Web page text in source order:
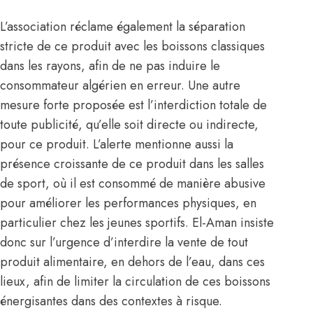
L’association réclame également la séparation
stricte de ce produit avec les boissons classiques
dans les rayons, afin de ne pas induire le
consommateur algérien en erreur. Une autre
mesure forte proposée est l’interdiction totale de
toute publicité, qu’elle soit directe ou indirecte,
pour ce produit. L’alerte mentionne aussi la
présence croissante de ce produit dans les salles
de sport, où il est consommé de manière abusive
pour améliorer les performances physiques, en
particulier chez les jeunes sportifs. El-Aman insiste
donc sur l’urgence d’interdire la vente de tout
produit alimentaire, en dehors de l’eau, dans ces
lieux, afin de limiter la circulation de ces boissons
énergisantes dans des contextes à risque.